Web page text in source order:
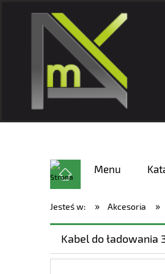
Menu
Jesteś w: » Akcesoria »
Kabel do ładowania